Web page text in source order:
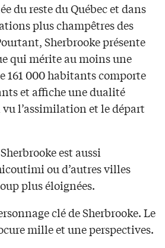
du reste du Québec et dans
plus champêtres des
Sherbrooke présente
qui mérite au moins une
161 000 habitants comporte
et affiche une dualité
l’assimilation et le départ
est aussi
ou d’autres villes
plus éloignées.
clé de Sherbrooke. Le
mille et une perspectives.